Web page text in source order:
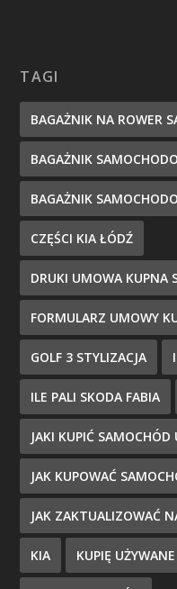
TAGI
BAGAŻNIK NA ROWER
BAGAŻNIK
BAGAŻNIK
CZĘŚCI KIA ŁÓDŹ
DRUKI UMOWA KUPNA
FORMULARZ UMOWY
GOLF 3 STYLIZACJA
ILE PALI SKODA FABIA
JAKI KUPIĆ SAMOCHÓD
JAK KUPOWAĆ
JAK ZAKTUALIZOWAĆ
KIA KUPIĘ